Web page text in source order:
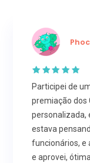
Participei de
premiação dos
personalizada,
estava
funcionários, e
e aprovei,